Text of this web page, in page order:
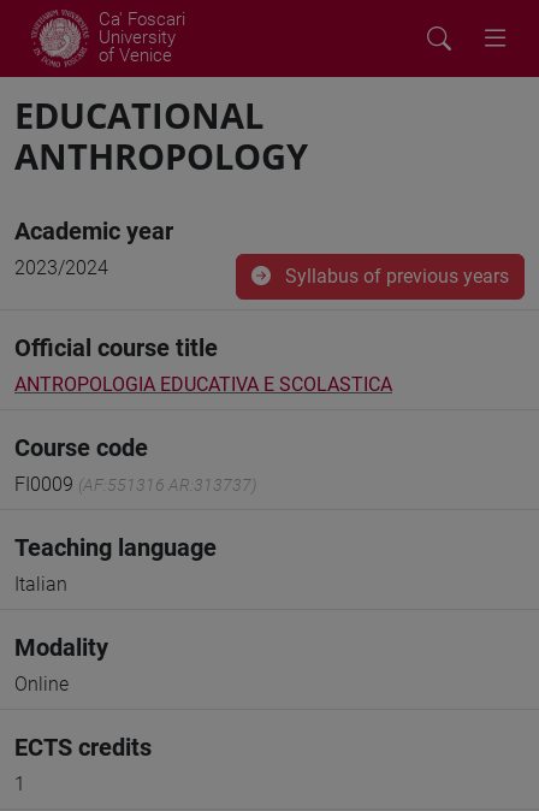
Ca' Foscari
University
of Venice
EDUCATIONAL
ANTHROPOLOGY
Academic year
2023/2024 Syllabus of previous years
Official course title
ANTROPOLOGIA EDUCATIVA E SCOLASTICA
Course code
FI0009 (AF:551316 AR:313737)
Teaching language
Italian
Modality
Online
ECTS credits
1